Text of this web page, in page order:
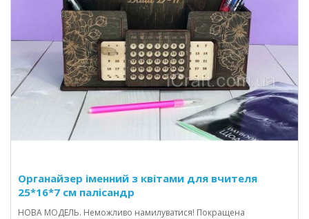
Органайзер іменний з квітами для вчителя
25*16*7 см палісандр
НОВА МОДЕЛЬ. Неможливо намилуватися! Покращена